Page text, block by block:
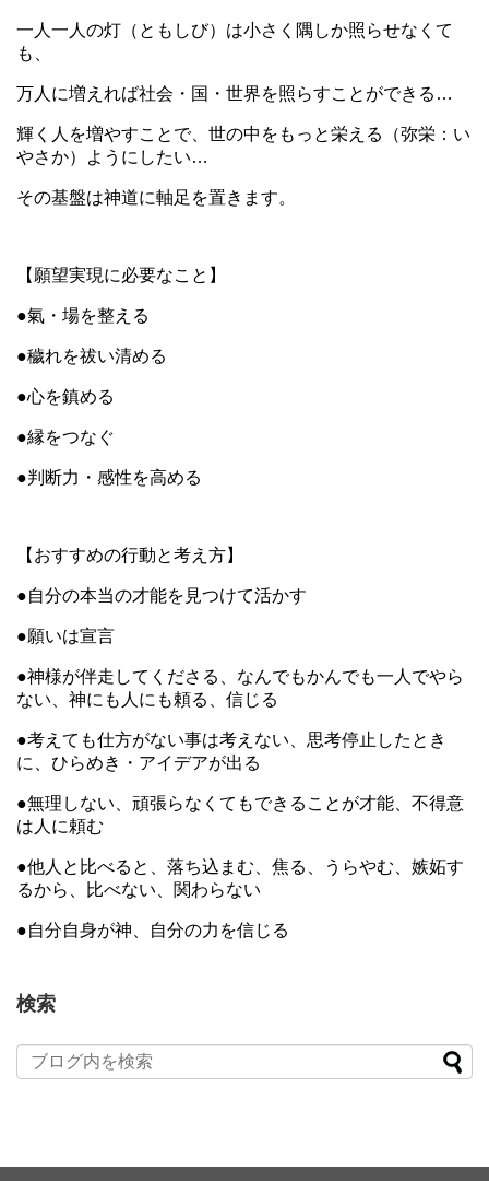
一人一人の灯（ともしび）は小さく隅しか照らせなくて
も、
万人に増えれば社会・国・世界を照らすことができる…
輝く人を増やすことで、世の中をもっと栄える（弥栄：い
やさか）ようにしたい…
その基盤は神道に軸足を置きます。
【願望実現に必要なこと】
●氣・場を整える
●穢れを祓い清める
●心を鎮める
●縁をつなぐ
●判断力・感性を高める
【おすすめの行動と考え方】
●自分の本当の才能を見つけて活かす
●願いは宣言
●神様が伴走してくださる、なんでもかんでも一人でやら
ない、神にも人にも頼る、信じる
●考えても仕方がない事は考えない、思考停止したとき
に、ひらめき・アイデアが出る
●無理しない、頑張らなくてもできることが才能、不得意
は人に頼む
●他人と比べると、落ち込まむ、焦る、うらやむ、嫉妬す
るから、比べない、関わらない
●自分自身が神、自分の力を信じる
検索